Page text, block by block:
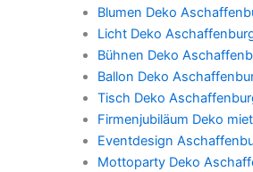
Blumen Deko
Licht Deko
Bühnen Deko
Ballon Deko
Tisch Deko
Firmenjubiläum Deko
Eventdesign
Mottoparty Deko